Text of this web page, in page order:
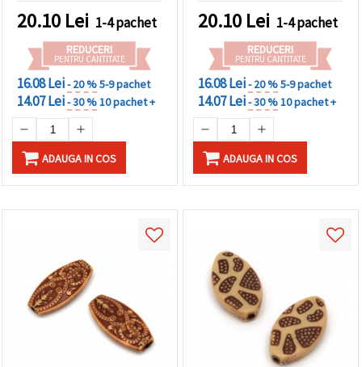
handmade, brățări, coliere
și macrame
20.10 Lei 1-4 pachet
REDUCERI
PENTRU CANTITATE
16.08 Lei- 20 %5-9 pachet
14.07 Lei- 30 %10 pachet +
ADAUGA IN COS
vintage pentru bijuterii &
craft
20.10 Lei 1-4 pachet
REDUCERI
PENTRU CANTITATE
16.08 Lei- 20 %5-9 pachet
14.07 Lei- 30 %10 pachet +
ADAUGA IN COS